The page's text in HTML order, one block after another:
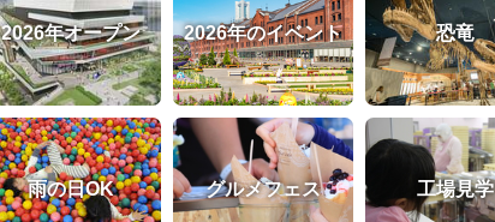
2026年オープン 2026年のイベント 恐竜
雨の日OK グルメフェス 工場見学